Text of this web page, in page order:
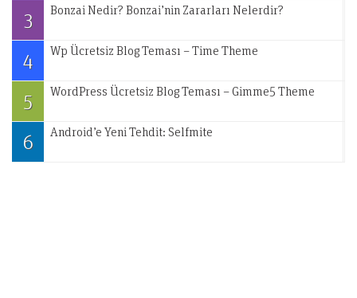
3 Bonzai Nedir? Bonzai’nin Zararları Nelerdir?
4 Wp Ücretsiz Blog Teması – Time Theme
5 WordPress Ücretsiz Blog Teması – Gimme5 Theme
6 Android’e Yeni Tehdit: Selfmite